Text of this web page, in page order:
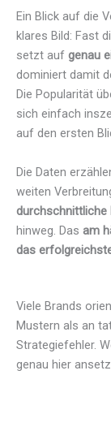
Ein Blick auf die
klares Bild: Fast
setzt auf genau
dominiert damit
Die Popularität
sich einfach
auf den ersten
Die Daten
weiten
hinweg. Das am
das
Viele Brands
Mustern als an
Strategiefehler.
genau hier